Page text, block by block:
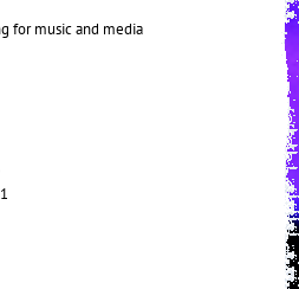
for music and media